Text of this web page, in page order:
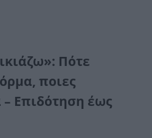
Πότε
ποιες
– Επιδότηση έως